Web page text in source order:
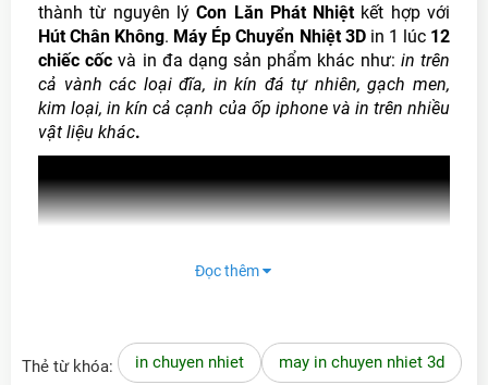
thành từ nguyên lýCon Lăn Phát Nhiệtkết hợp với
Hút Chân Không. Máy Ép Chuyển Nhiệt 3Din 1 lúc 12
chiếc cốc và in đa dạng sản phẩm khác như: in trên
cả vành các loại đĩa, in kín đá tự nhiên, gạch men,
kim loại, in kín cả cạnh của ốp iphone và in trên nhiều
vật liệu khác.
Đọc thêm
Thẻ từ khóa: in chuyen nhiet may in chuyen nhiet 3d